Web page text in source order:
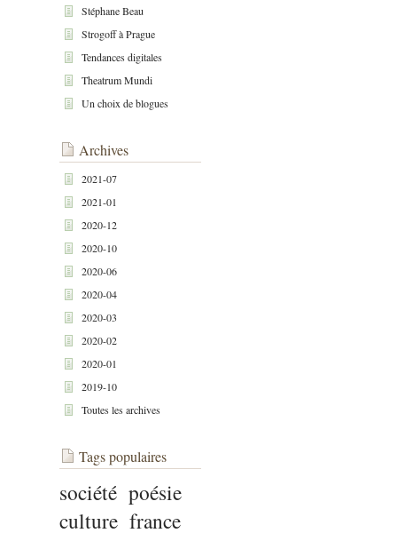
Stéphane Beau
Strogoff à Prague
Tendances digitales
Theatrum Mundi
Un choix de blogues
Archives
2021-07
2021-01
2020-12
2020-10
2020-06
2020-04
2020-03
2020-02
2020-01
2019-10
Toutes les archives
Tags populaires
société poésie
culture france